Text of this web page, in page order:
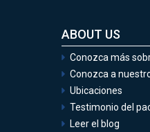
ABOUT US
Conozca más
Conozca a
Ubicaciones
Testimonio del
Leer el blog